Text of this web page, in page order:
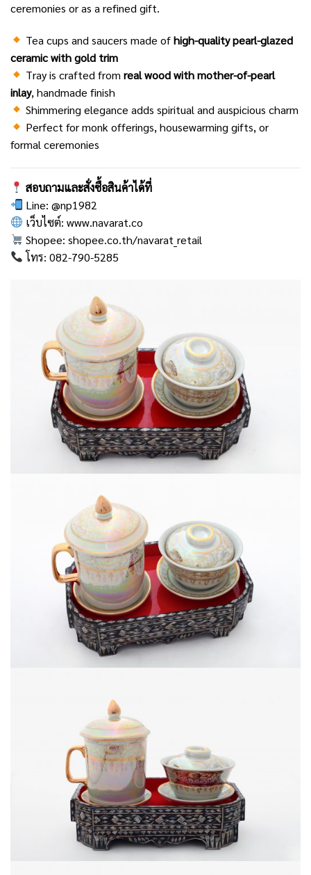
ceremonies or as a refined gift.
Tea cups and saucers made ofhigh-quality pearl-glazed
ceramic with gold trim
Tray is crafted fromreal wood with mother-of-pearl
inlay, handmade finish
Shimmering elegance adds spiritual and auspicious charm
Perfect for monk offerings, housewarming gifts, or
formal ceremonies
สอบถามและสั่งซื้อสินค้าได้ที่
Line:@np1982
เว็บไซต์:www.navarat.co
Shopee:shopee.co.th/navarat_retail
โทร: 082-790-5285